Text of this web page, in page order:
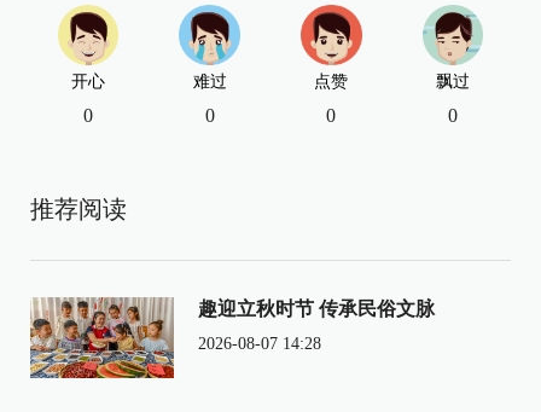
开心
0
难过
0
点赞
0
飘过
0
推荐阅读
趣迎立秋时节 传承民俗文脉
2026-08-07 14:28